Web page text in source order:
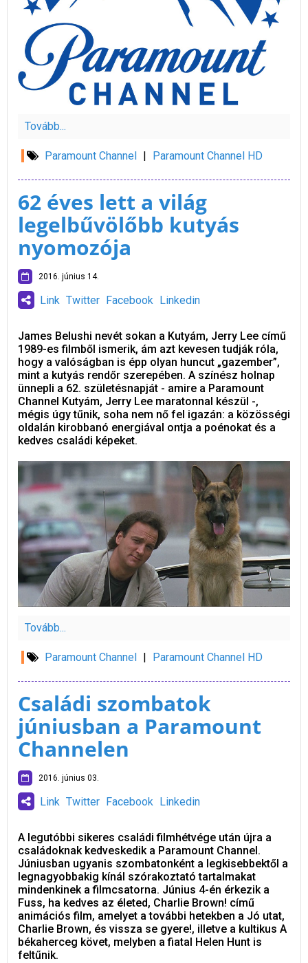
Tovább...
Paramount Channel | Paramount Channel HD
62 éves lett a világ
legelbűvölőbb kutyás
nyomozója
2016. június 14.
Link Twitter Facebook Linkedin
James Belushi nevét sokan a Kutyám, Jerry Lee című
1989-es filmből ismerik, ám azt kevesen tudják róla,
hogy a valóságban is épp olyan huncut „gazember”,
mint a kutyás rendőr szerepében. A színész holnap
ünnepli a 62. születésnapját - amire a Paramount
Channel Kutyám, Jerry Lee maratonnal készül -,
mégis úgy tűnik, soha nem nő fel igazán: a közösségi
oldalán kirobbanó energiával ontja a poénokat és a
kedves családi képeket.
Tovább...
Paramount Channel Paramount Channel HD
Családi szombatok
júniusban a Paramount
Channelen
2016. június 03.
Link Twitter Facebook Linkedin
A legutóbbi sikeres családi filmhétvége után újra a
családoknak kedveskedik a Paramount Channel.
Júniusban ugyanis szombatonként a legkisebbektől a
legnagyobbakig kínál szórakoztató tartalmakat
mindenkinek a filmcsatorna. Június 4-én érkezik a
Fuss, ha kedves az életed, Charlie Brown! című
animációs film, amelyet a további hetekben a Jó utat,
Charlie Brown, és vissza se gyere!, illetve a kultikus A
békaherceg követ, melyben a fiatal Helen Hunt is
feltűnik.